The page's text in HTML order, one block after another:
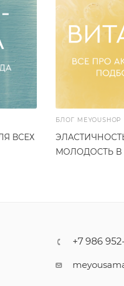
ВСЕХ
БЛОГ MEYOUSHOP
МОЛОДОСТЬ
+7 986